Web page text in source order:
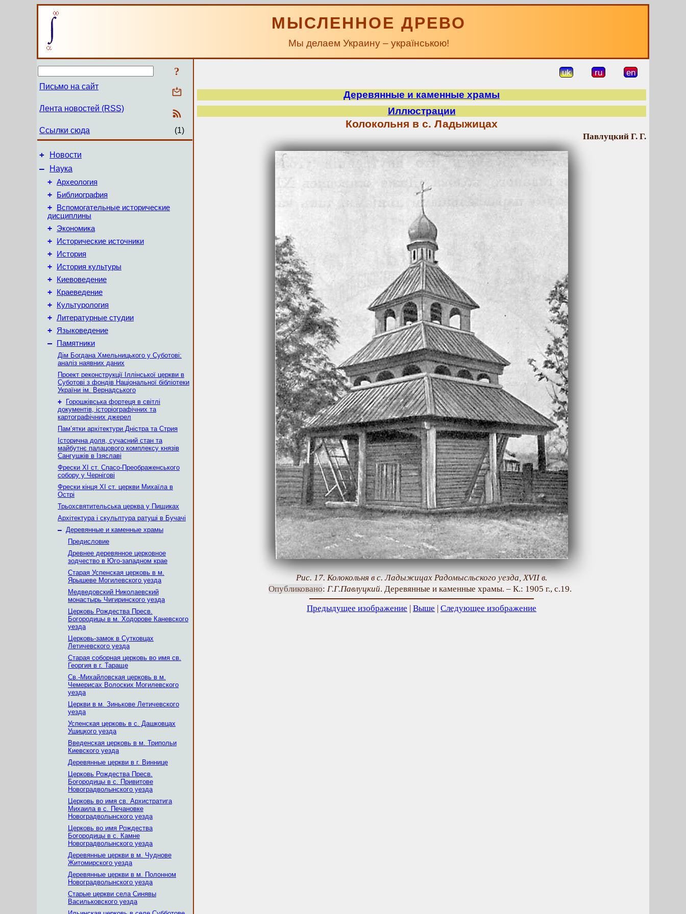
МЫСЛЕННОЕ ДРЕВО
Мы делаем Украину – українською!
?
Письмо на сайт
Лента новостей (RSS)
Ссылки сюда (1)
+ Новости
–
Наука
+ Археология
+ Библиография
+
Вспомогательные исторические
дисциплины
+ Экономика
+ Исторические источники
+ История
+ История культуры
+ Киевоведение
+ Краеведение
+ Культурология
+ Литературные студии
+ Языковедение
– Памятники
Дім Богдана Хмельницького у Суботові:
аналіз наявних даних
Проект реконструкції Іллінської церкви в
Суботові з фондів Національної бібліотеки
України ім. Вернадського
+
Горошківська фортеця в світлі
документів, історіографічних та
картографічних джерел
Пам’ятки архітектури Дністра та Стрия
Історична доля, сучасний стан та
майбутнє палацового комплексу князів
Сангушків в Ізяславі
Фрески ХІ ст. Спасо-Преображенського
собору у Чернігові
Фрески кінця ХІ ст. церкви Михаїла в
Острі
Трьохсвятительська церква у Пищиках
Архітектура і скульптура ратуші в Бучачі
– Деревянные и каменные храмы
Предисловие
Древнее деревянное церковное
зодчество в Юго-западном крае
Старая Успенская церковь в м.
Ярышеве Могилевского уезда
Медведовский Николаевский
монаcтырь Чигиринского уезда
Церковь Рождества Пресв.
Богородицы в м. Ходорове Каневского
уезда
Церковь-замок в Сутковцах
Летичевского уезда
Старая соборная церковь во имя св.
Георгия в г. Тараще
Св.-Михайловская церковь в м.
Чемерисах Волоских Могилевского
уезда
Церкви в м. Зинькове Летичевского
уезда
Успенская церковь в с. Дашковцах
Ушицкого уезда
Введенская церковь в м. Трипольи
Киевского уезда
Деревянные церкви в г. Виннице
Церковь Рождества Пресв.
Богородицы в с. Привитове
Новоградволынского уезда
Церковь во имя св. Архистратига
Михаила в с. Печановке
Новоградволынского уезда
Церковь во имя Рождеcтва
Богородицы в с. Камне
Новоградволынского уезда
Деревянные церкви в м. Чуднове
Житомирского уезда
Деревянные церкви в м. Полонном
Новоградволынcкого уезда
Старые церкви села Синявы
Васильковского уезда
uk ru en
Деревянные и каменные храмы
Иллюстрации
Колокольня в с. Ладыжицах
Павлуцкий Г. Г.
Рис. 17. Колокольня в с. Ладыжицах Радомысльского уезда, XVII в.
Опубликовано: Г.Г.Павлуцкий. Деревянные и каменные храмы. – К.: 1905 г., с.19.
Предыдущее изображение | Выше | Следующее изображение